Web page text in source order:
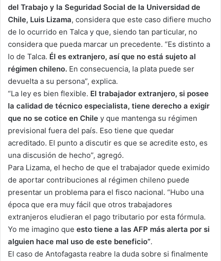
del Trabajo y la Seguridad Social de la Universidad de
Chile, Luis Lizama, considera que este caso difiere mucho
de lo ocurrido en Talca y que, siendo tan particular, no
considera que pueda marcar un precedente. “Es distinto a
lo de Talca. Él es extranjero, así que no está sujeto al
régimen chileno. En consecuencia, la plata puede ser
devuelta a su persona”, explica.
“La ley es bien flexible. El trabajador extranjero, si posee
la calidad de técnico especialista, tiene derecho a exigir
que no se cotice en Chile y que mantenga su régimen
previsional fuera del país. Eso tiene que quedar
acreditado. El punto a discutir es que se acredite esto, es
una discusión de hecho”, agregó.
Para Lizama, el hecho de que el trabajador quede eximido
de aportar contribuciones al régimen chileno puede
presentar un problema para el fisco nacional. “Hubo una
época que era muy fácil que otros trabajadores
extranjeros eludieran el pago tributario por esta fórmula.
Yo me imagino que esto tiene a las AFP más alerta por si
alguien hace mal uso de este beneficio”.
El caso de Antofagasta reabre la duda sobre si finalmente